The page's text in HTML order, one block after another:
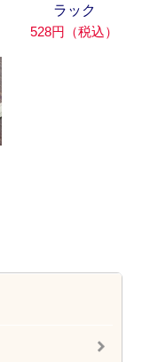
ラック
528円（税込）